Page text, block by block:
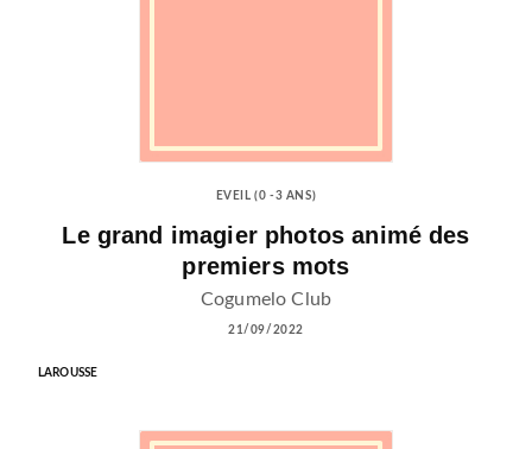
EVEIL (0 -3 ANS)
Le grand imagier photos animé des
premiers mots
Cogumelo Club
21/09/2022
LAROUSSE